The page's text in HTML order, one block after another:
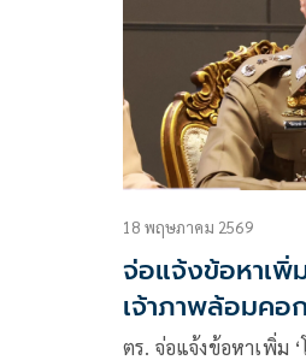
18 พฤษภาคม 2569
จ่อแจ้งข้อหาเพิ่
เจ้าภาพล้อมคอ
ตร. จ่อแจ้งข้อหาเพิ่ม